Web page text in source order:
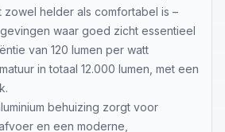
zowel helder als comfortabel is –
waar goed zicht essentieel
van 120 lumen per watt
in totaal 12.000 lumen, met een
behuizing zorgt voor
en een moderne,